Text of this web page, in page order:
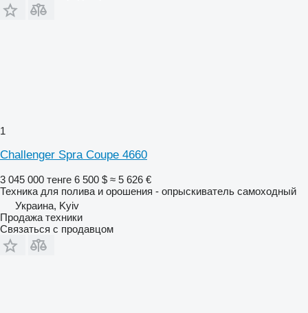
1
Challenger Spra Coupe 4660
3 045 000 тенге 6 500 $ ≈ 5 626 €
Техника для полива и орошения - опрыскиватель самоходный
Украина, Kyiv
Продажа техники
Связаться с продавцом